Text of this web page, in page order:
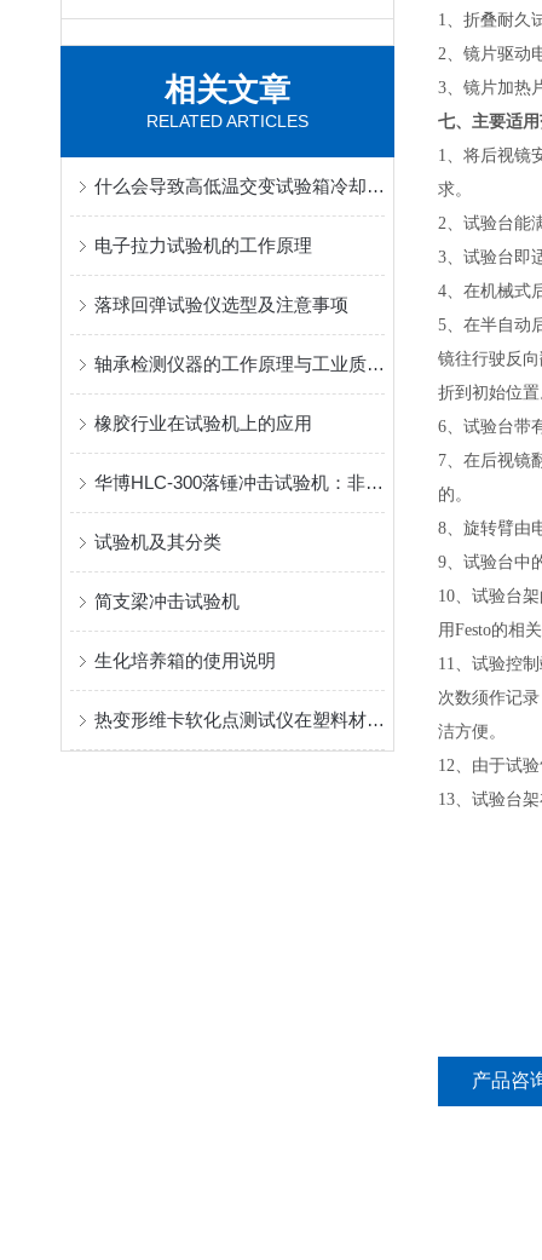
相关文章
RELATED ARTICLES
什么会导致高低温交变试验箱冷却迟缓
电子拉力试验机的工作原理
落球回弹试验仪选型及注意事项
轴承检测仪器的工作原理与工业质量检测应用
橡胶行业在试验机上的应用
华博HLC-300落锤冲击试验机：非金属材料抗冲击性能的检测基石
试验机及其分类
简支梁冲击试验机
生化培养箱的使用说明
热变形维卡软化点测试仪在塑料材料研究中的应用
1、 折叠耐久
2、 镜片驱动
3、 镜片加热
七、 主要适
1、 将后视镜
求。
2、 试验台能
3、 试验台即
4、 在机械式
5、 在半自动
镜往行驶反
折到初始位
6、 试验台带
7、 在后视镜
的。
8、 旋转臂由
9、 试验台中
10、 试验台
用Festo的相
11、 试验控
次数须作记
洁方便。
12、 由于试
13、 试验台
产品咨